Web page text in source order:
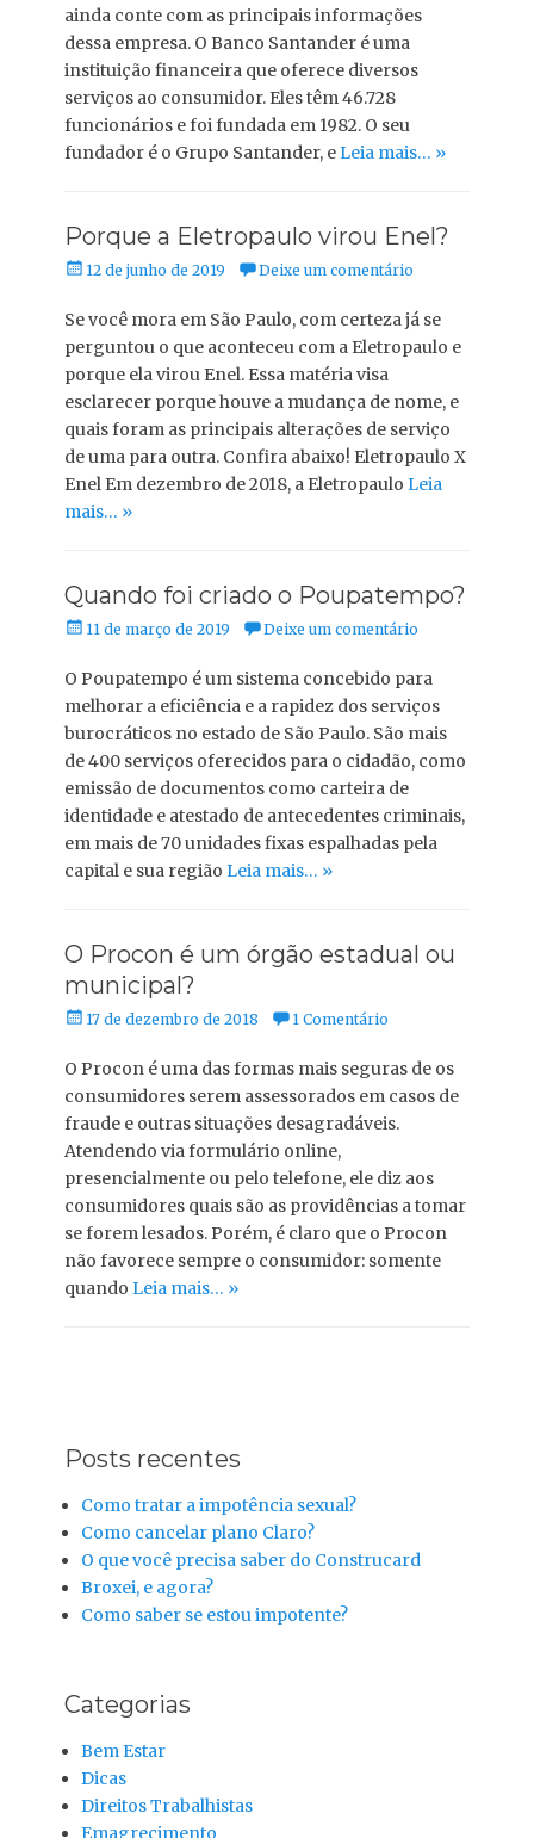
ainda conte com as principais informações
dessa empresa. O Banco Santander é uma
instituição financeira que oferece diversos
serviços ao consumidor. Eles têm 46.728
funcionários e foi fundada em 1982. O seu
fundador é o Grupo Santander, eLeia mais… »
Porque a Eletropaulo virou Enel?
Posted
12 de junho de 2019 Deixe um comentário
Se você mora em São Paulo, com certeza já se
perguntou o que aconteceu com a Eletropaulo e
porque ela virou Enel. Essa matéria visa
esclarecer porque houve a mudança de nome, e
quais foram as principais alterações de serviço
de uma para outra. Confira abaixo! Eletropaulo X
Enel Em dezembro de 2018, a Eletropaulo Leia
mais… »
Quando foi criado o Poupatempo?
Posted
11 de março de 2019 Deixe um comentário
O Poupatempo é um sistema concebido para
melhorar a eficiência e a rapidez dos serviços
burocráticos no estado de São Paulo. São mais
de 400 serviços oferecidos para o cidadão, como
emissão de documentos como carteira de
identidade e atestado de antecedentes criminais,
em mais de 70 unidades fixas espalhadas pela
capital e sua região Leia mais… »
O Procon é um órgão estadual ou
municipal?
Posted
17 de dezembro de 2018 1 Comentário
O Procon é uma das formas mais seguras de os
consumidores serem assessorados em casos de
fraude e outras situações desagradáveis.
Atendendo via formulário online,
presencialmente ou pelo telefone, ele diz aos
consumidores quais são as providências a tomar
se forem lesados. Porém, é claro que o Procon
não favorece sempre o consumidor: somente
quando Leia mais… »
Posts recentes
Como tratar a impotência sexual?
Como cancelar plano Claro?
O que você precisa saber do Construcard
Broxei, e agora?
Como saber se estou impotente?
Categorias
Bem Estar
Dicas
Direitos Trabalhistas
Emagrecimento